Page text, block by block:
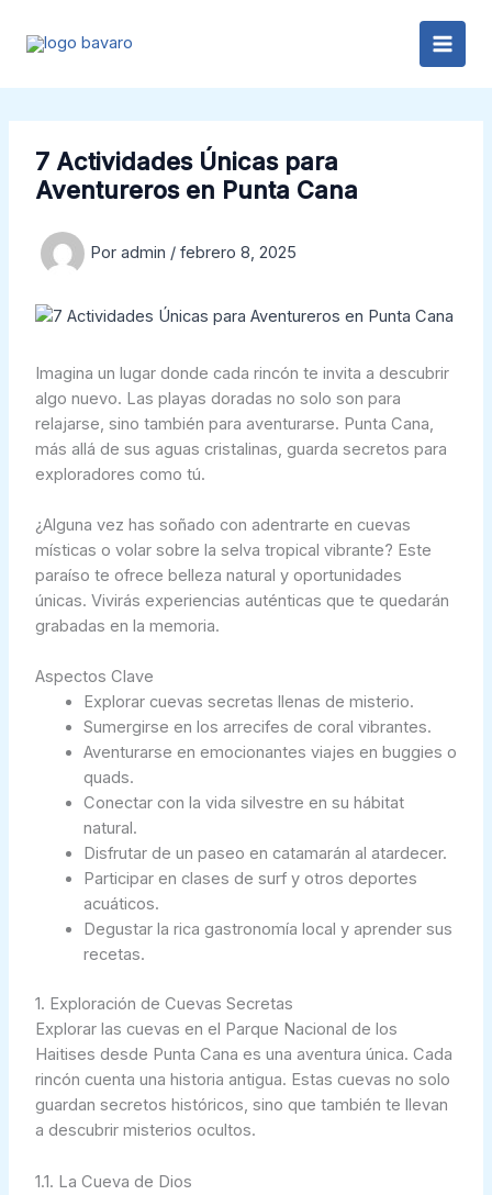
7 Actividades Únicas para
Aventureros en Punta Cana
Por admin / febrero 8, 2025
Imagina un lugar donde cada rincón te invita a descubrir
algo nuevo. Las playas doradas no solo son para
relajarse, sino también para aventurarse. Punta Cana,
más allá de sus aguas cristalinas, guarda secretos para
exploradores como tú.
¿Alguna vez has soñado con adentrarte en cuevas
místicas o volar sobre la selva tropical vibrante? Este
paraíso te ofrece belleza natural y oportunidades
únicas. Vivirás experiencias auténticas que te quedarán
grabadas en la memoria.
Aspectos Clave
Explorar cuevas secretas llenas de misterio.
Sumergirse en los arrecifes de coral vibrantes.
Aventurarse en emocionantes viajes en buggies o
quads.
Conectar con la vida silvestre en su hábitat
natural.
Disfrutar de un paseo en catamarán al atardecer.
Participar en clases de surf y otros deportes
acuáticos.
Degustar la rica gastronomía local y aprender sus
recetas.
1. Exploración de Cuevas Secretas
Explorar las cuevas en el Parque Nacional de los
Haitises desde Punta Cana es una aventura única. Cada
rincón cuenta una historia antigua. Estas cuevas no solo
guardan secretos históricos, sino que también te llevan
a descubrir misterios ocultos.
1.1. La Cueva de Dios